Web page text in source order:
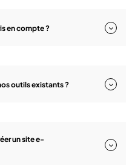
en compte ?
outils existants ?
un site e-